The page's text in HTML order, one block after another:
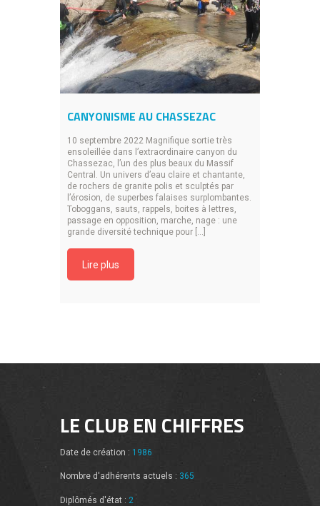
CANYONISME AU CHASSEZAC
10 septembre 2022 Magnifique sortie très
ensoleillée dans l’extraordinaire canyon du
Chassezac, l’un des plus beaux du Massif
Central. Un univers d’eau claire et chantante,
de rochers de granite polis et sculptés par
l’érosion, de superbes falaises surplombantes.
Toboggans, sauts, rappels, boites à lettres,
passage en opposition, marche, nage : une
grande diversité technique pour […]
Lire plus
LE CLUB EN CHIFFRES
Date de création : 1986
Nombre d'adhérents actuels : 365
Diplômés d'état : 2